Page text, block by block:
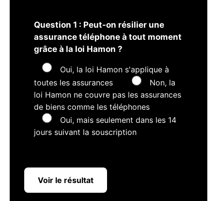
Question 1 : Peut-on résilier une
assurance téléphone à tout moment
grâce à la loi Hamon ?
Oui, la loi Hamon s'applique à
toutes les assurances
Non, la
loi Hamon ne couvre pas les assurances
de biens comme les téléphones
Oui, mais seulement dans les 14
jours suivant la souscription
Voir le résultat